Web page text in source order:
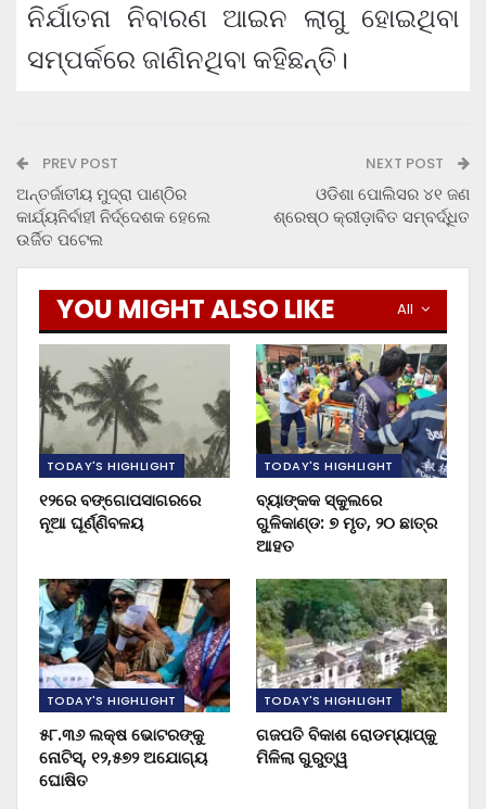
ନିର୍ଯାତନା ନିବାରଣ ଆଇନ ଲାଗୁ ହୋଇଥିବା
ସମ୍ପର୍କରେ ଜାଣିନଥିବା କହିଛନ୍ତି।
PREV POST
ଅନ୍ତର୍ଜାତୀୟ ମୁଦ୍ରା ପାଣ୍ଠିର
କାର୍ଯ୍ୟନିର୍ବାହୀ ନିର୍ଦ୍ଦେଶକ ହେଲେ
ଉର୍ଜିତ ପଟେଲ
NEXT POST
ଓଡିଶା ପୋଲିସର ୪୧ ଜଣ
ଶ୍ରେଷ୍ଠ କ୍ରୀଡ଼ାବିତ ସମ୍ବର୍ଦ୍ଧିତ
All
YOU MIGHT ALSO LIKE
TODAY'S HIGHLIGHT
୧୨ରେ ବଙ୍ଗୋପସାଗରରେ
ନୂଆ ଘୂର୍ଣ୍ଣିବଳୟ
TODAY'S HIGHLIGHT
ବ୍ୟାଙ୍କକ ସ୍କୁଲରେ
ଗୁଳିକାଣ୍ଡ: ୭ ମୃତ, ୨୦ ଛାତ୍ର
ଆହତ
TODAY'S HIGHLIGHT
୫୮.୩୬ ଲକ୍ଷ ଭୋଟରଙ୍କୁ
ନୋଟିସ୍‌, ୧୨,୫୭୨ ଅଯୋଗ୍ୟ
ଘୋଷିତ
TODAY'S HIGHLIGHT
ଗଜପତି ବିକାଶ ରୋଡମ୍ୟାପ୍‌କୁ
ମିଳିଲା ଗୁରୁତ୍ୱ